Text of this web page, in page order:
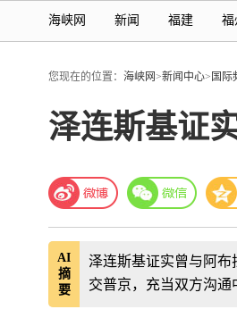
海峡网 新闻 福建 福
您现在的位置： 海峡网>新闻中心> 国际
泽连斯基证
AI
摘
要
泽连斯基证实曾与阿
交普京，充当双方沟通